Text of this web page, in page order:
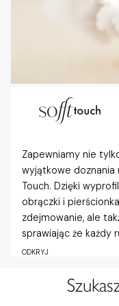
Zapewniamy nie
wyjątkowe doznania
Touch. Dzięki
obrączki i
zdejmowanie, ale
sprawiając że każdy
ODKRYJ